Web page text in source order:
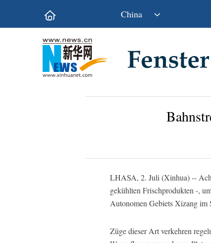
China
Wirtschaft
Kultur&Reise
LHASA, 2. Juli (Xinhua) --
gekühlten Frischprodukten -,
Autonomen Gebiets Xizang im
Züge dieser Art verkehren